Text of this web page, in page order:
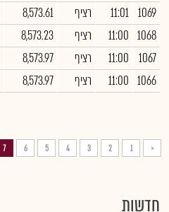
1069
11:01 רציף 8,573.61
1068
11:00 רציף 8,573.23
1067
11:00 רציף 8,573.97
1066
11:00 רציף 8,573.97
<
1
2
3
4
5
6
7
חדשות